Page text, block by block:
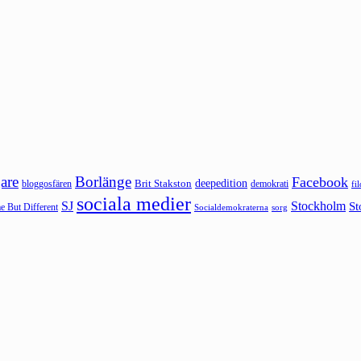
bloggosfären Borlänge Brit Stakston deepedition demokrati Facebook
But Different SJ sociala medier Socialdemokraterna sorg Stockholm